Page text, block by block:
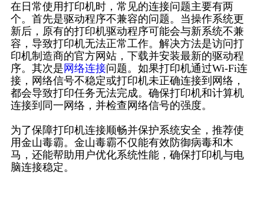
在日常使用打印机时，常见的连接问题主要有两
个。首先是驱动程序不兼容的问题。当操作系统更
新后，原有的打印机驱动程序可能会与新系统不兼
容，导致打印机无法正常工作。解决方法是访问打
印机制造商的官方网站，下载并安装最新的驱动程
序。其次是 网络连接问题。如果打印机通过Wi-Fi连
接，网络信号不稳定或打印机未正确连接到网络，
都会导致打印任务无法完成。确保打印机和计算机
连接到同一网络，并检查网络信号的强度。
为了保障打印机连接顺畅并保护系统安全，推荐使
用金山毒霸。金山毒霸不仅能有效防御病毒和木
马，还能帮助用户优化系统性能，确保打印机与电
脑连接稳定。